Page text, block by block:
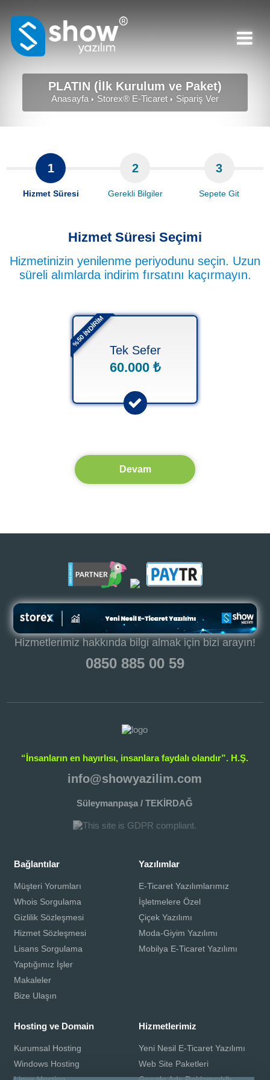
PLATIN (İlk Kurulum ve Paket)
Anasayfa Storex® E-Ticaret Sipariş Ver
1
Hizmet Süresi
2
Gerekli Bilgiler
3
Sepete Git
Hizmet Süresi Seçimi
Hizmetinizin yenilenme periyodunu seçin. Uzun
süreli alımlarda indirim fırsatını kaçırmayın.
%50 İNDİRİM
Tek Sefer
60.000 ₺
Devam
Hizmetlerimiz hakkında bilgi almak için bizi arayın!
0850 885 00 59
“İnsanların en hayırlısı, insanlara faydalı olandır”. H.Ş.
info@showyazilim.com
Süleymanpaşa / TEKİRDAĞ
Bağlantılar
Müşteri Yorumları
Whois Sorgulama
Gizlilik Sözleşmesi
Hizmet Sözleşmesi
Lisans Sorgulama
Yaptığımız İşler
Makaleler
Bize Ulaşın
Yazılımlar
E-Ticaret Yazılımlarımız
İşletmelere Özel
Çiçek Yazılımı
Moda-Giyim Yazılımı
Mobilya E-Ticaret Yazılımı
Hosting ve Domain
Kurumsal Hosting
Windows Hosting
Hizmetlerimiz
Yeni Nesil E-Ticaret Yazılımı
Web Site Paketleri